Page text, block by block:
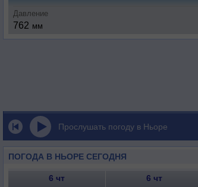
Давление
762 мм
Прослушать погоду в Ньоре
ПОГОДА В НЬОРЕ СЕГОДНЯ
6 чт 6 чт